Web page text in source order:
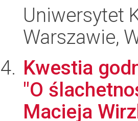
Uniwersytet
Warszawie,
Kwestia
"O
Macieja